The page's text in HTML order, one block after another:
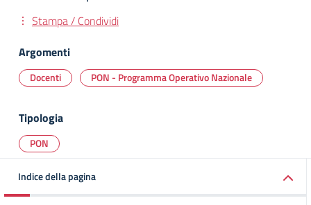
Stampa / Condividi
Argomenti
Docenti PON - Programma Operativo Nazionale
Tipologia
PON
Indice della pagina